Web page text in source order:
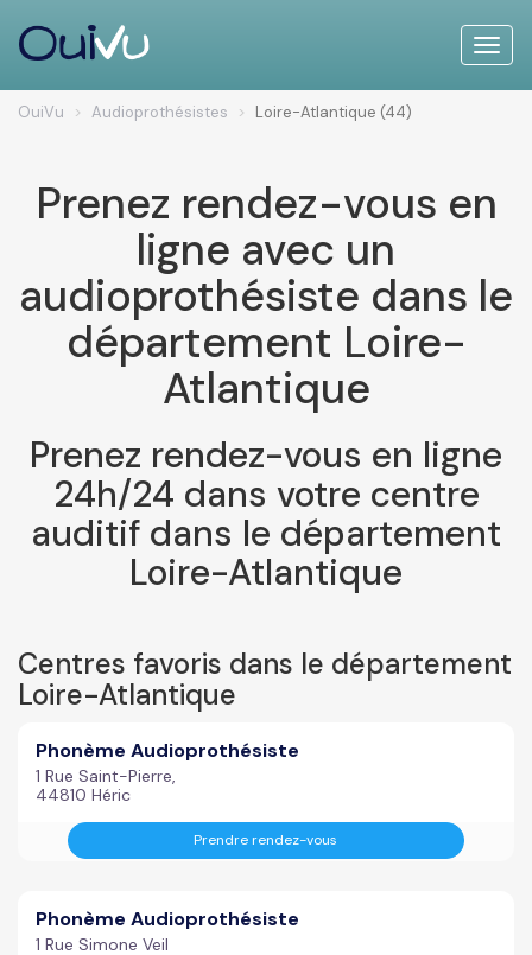
Toggle
OuiVu Audioprothésistes Loire-Atlantique (44)
Prenez rendez-vous en
ligne avec un
audioprothésiste dans le
département Loire-
Atlantique
Prenez rendez-vous en ligne
24h/24 dans votre centre
auditif dans le département
Loire-Atlantique
Centres favoris dans le département
Loire-Atlantique
Phonème Audioprothésiste
1 Rue Saint-Pierre,
44810 Héric
Prendre rendez-vous
Phonème Audioprothésiste
1 Rue Simone Veil